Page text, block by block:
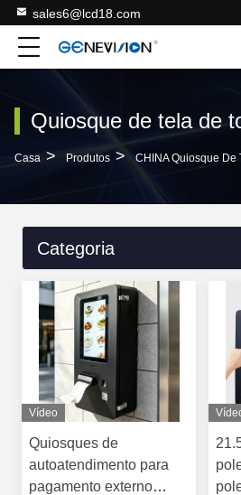
sales6@lcd18.com
Quiosque de tela de
Casa > Produtos > CHINA Quiosque De
Categoria
Vídeo
Quiosques de
autoatendimento para
pagamento externo